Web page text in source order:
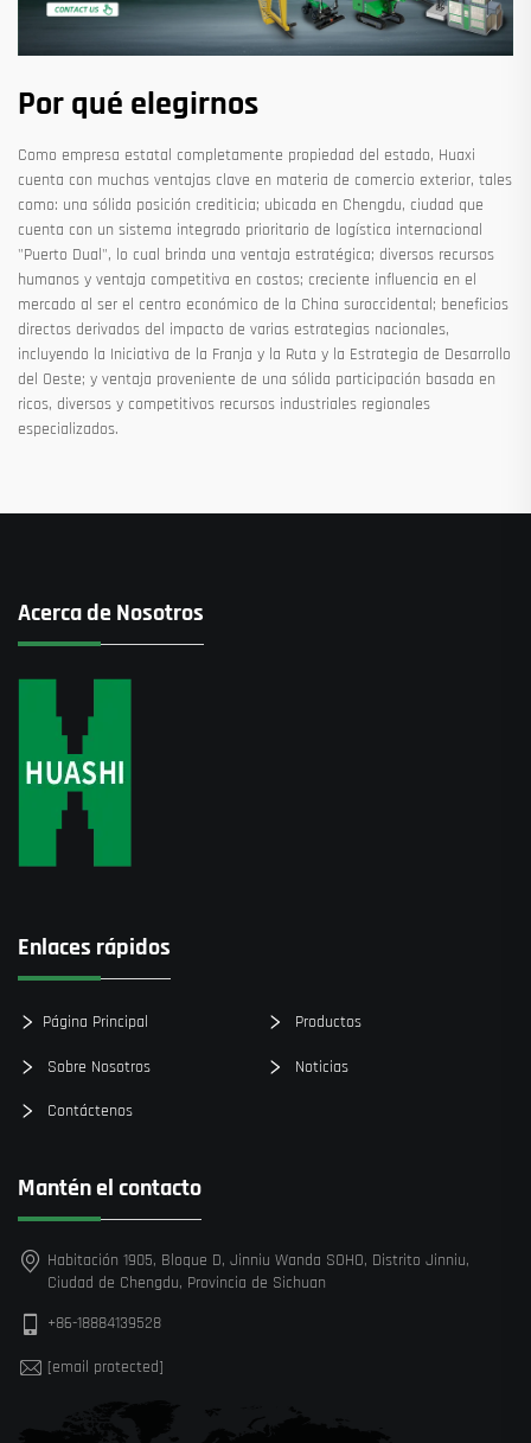
Por qué elegirnos
Como empresa estatal completamente propiedad del estado, Huaxi
cuenta con muchas ventajas clave en materia de comercio exterior, tales
como: una sólida posición crediticia; ubicada en Chengdu, ciudad que
cuenta con un sistema integrado prioritario de logística internacional
"Puerto Dual", lo cual brinda una ventaja estratégica; diversos recursos
humanos y ventaja competitiva en costos; creciente influencia en el
mercado al ser el centro económico de la China suroccidental; beneficios
directos derivados del impacto de varias estrategias nacionales,
incluyendo la Iniciativa de la Franja y la Ruta y la Estrategia de Desarrollo
del Oeste; y ventaja proveniente de una sólida participación basada en
ricos, diversos y competitivos recursos industriales regionales
especializados.
Acerca de Nosotros
Enlaces rápidos
Página Principal Productos
Sobre Nosotros Noticias
Contáctenos
Mantén el contacto
Habitación 1905, Bloque D, Jinniu Wanda SOHO, Distrito Jinniu,
Ciudad de Chengdu, Provincia de Sichuan
+86-18884139528
[email protected]